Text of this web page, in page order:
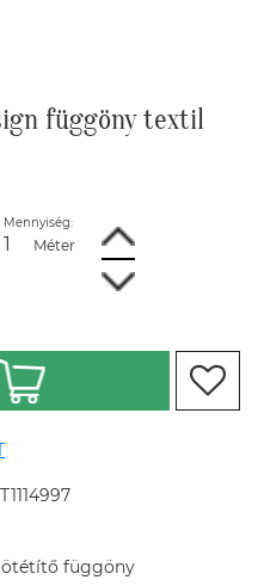
függöny textil
Mennyiség:
Méter
függöny